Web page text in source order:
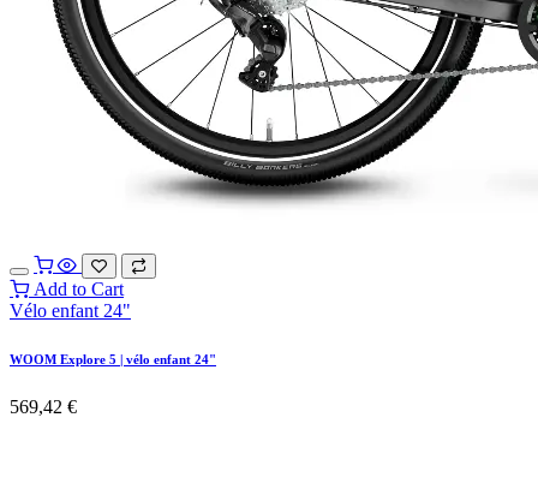
Add to Cart
Vélo enfant 24"
WOOM Explore 5 | vélo enfant 24"
569,42 €